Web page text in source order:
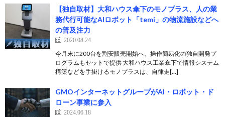
【独自取材】大和ハウス傘下のモノプラス、人の業
務代行可能なAIロボット「temi」の物流施設などへ
の普及注力
2020.08.24
今月末に200台を割安販売開始へ、操作簡易化の独自開発プ
ログラムもセットで提供 大和ハウス工業傘下で情報システム
構築などを手掛けるモノプラスは、自律走[…]
GMOインターネットグループがAI・ロボット・ド
ローン事業に参入
2024.06.18